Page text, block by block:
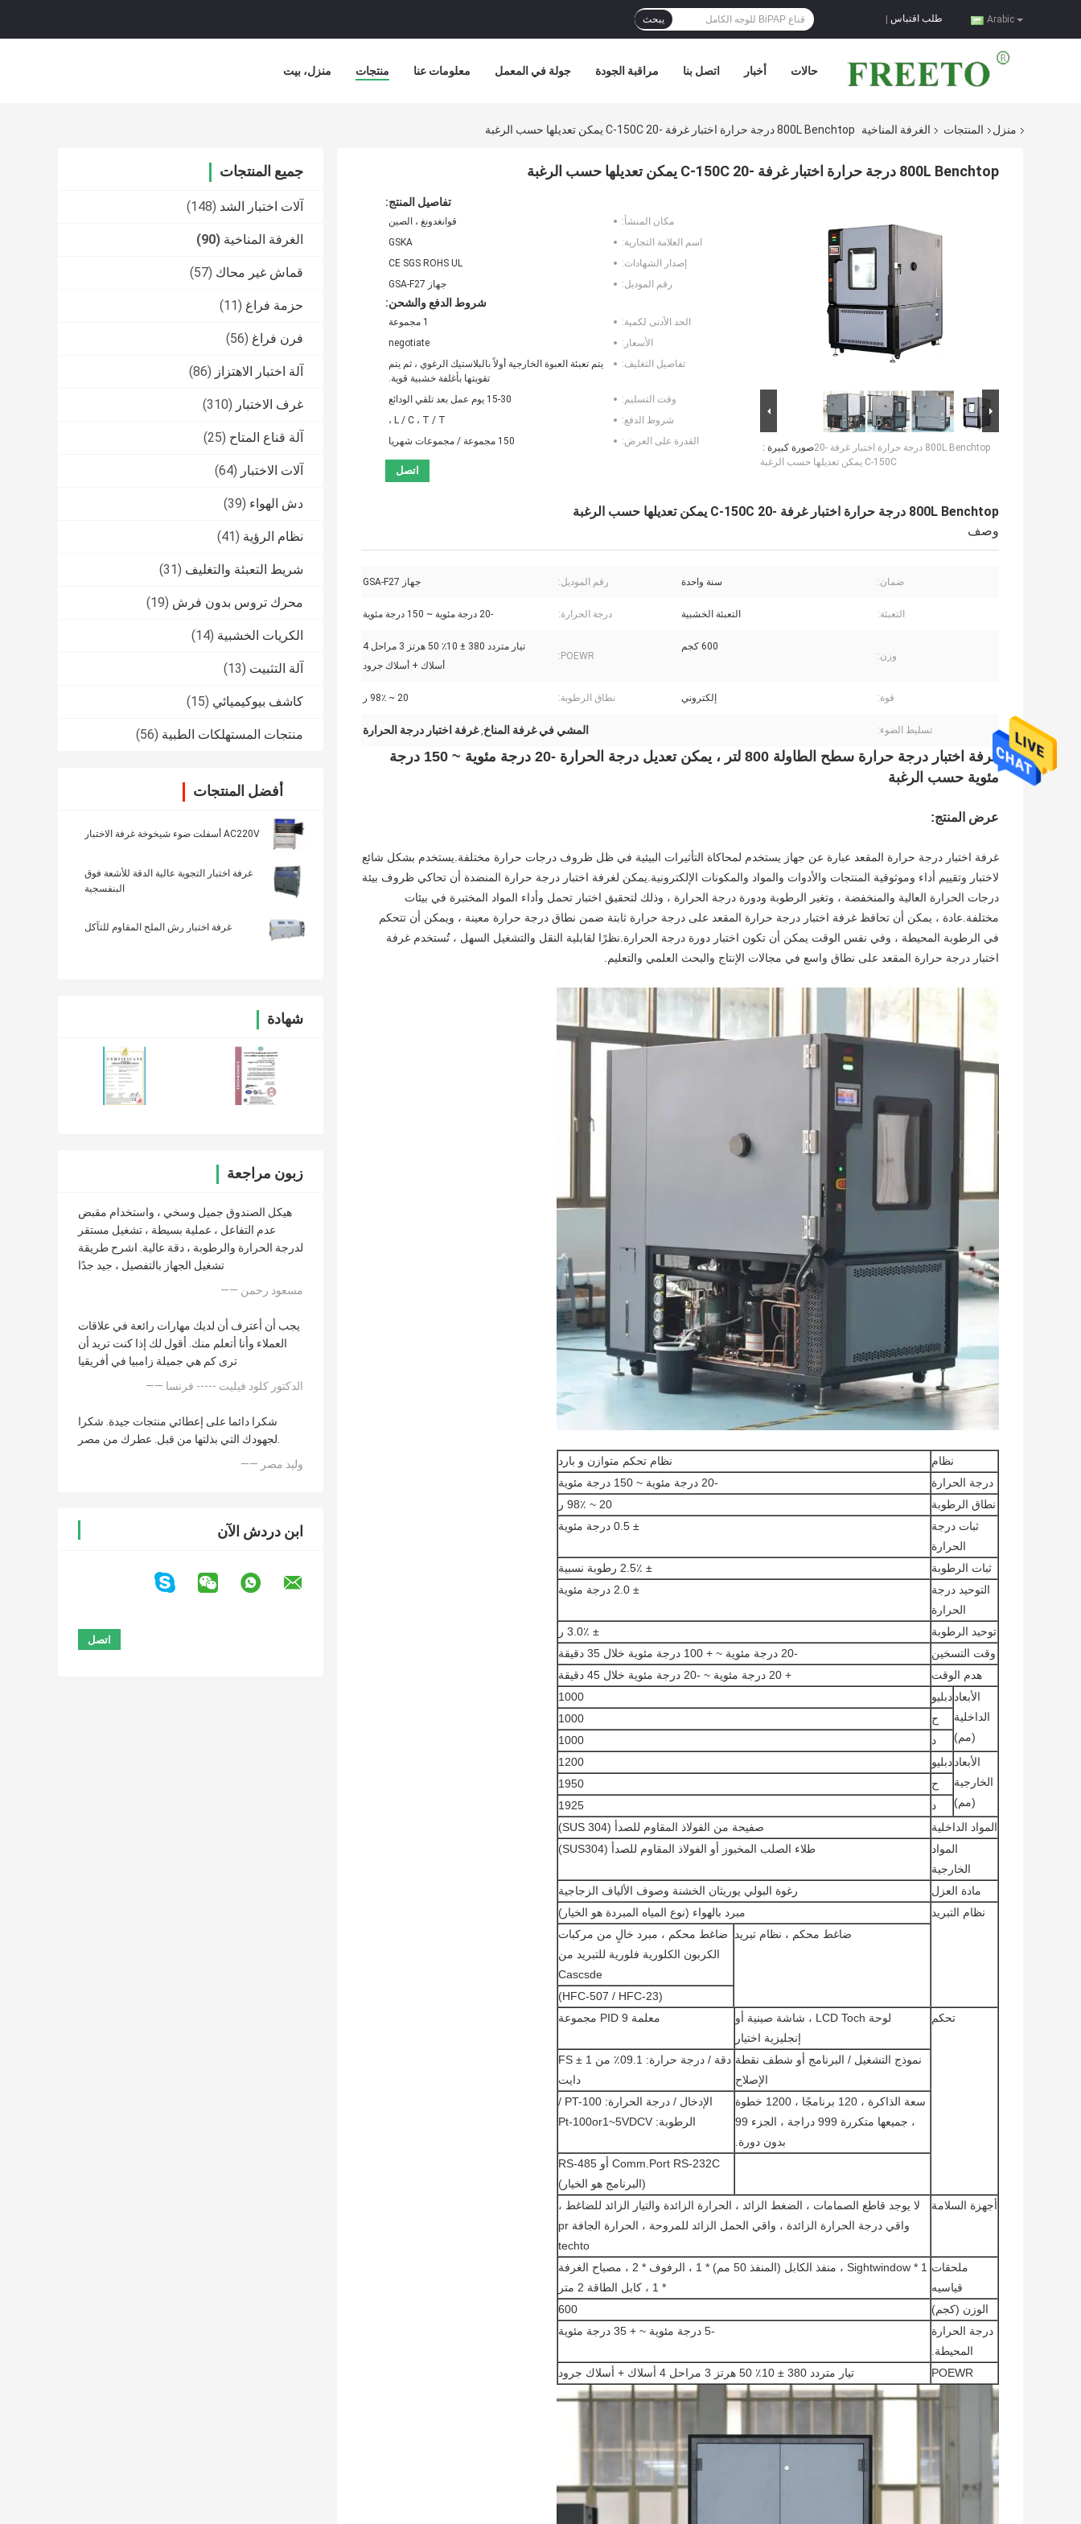
Arabic طلب اقتباس يبحث
منزل، بيت منتجات معلومات عنا جولة في المعمل مراقبة الجودة اتصل بنا أخبار حالات
منزل المنتجات الغرفة المناخية 800L Benchtop درجة حرارة اختبار غرفة -20 C-150C يمكن تعديلها حسب الرغبة
جميع المنتجات
آلات اختبار الشد (148)
الغرفة المناخية (90)
قماش غير محاك (57)
حزمة فراغ (11)
فرن فراغ (56)
آلة اختبار الاهتزاز (86)
غرف الاختبار (310)
آلة قناع المتاح (25)
آلات الاختبار (64)
دش الهواء (39)
نظام الرؤية (41)
شريط التعبئة والتغليف (31)
محرك تروس بدون فرش (19)
الكريات الخشبية (14)
آلة التثبيت (13)
كاشف بيوكيميائي (15)
منتجات المستهلكات الطبية (56)
أفضل المنتجات
AC220V أسفلت ضوء شيخوخة غرفة الاختبار
غرفة اختبار التجوية عالية الدقة للأشعة فوق
البنفسجية
غرفة اختبار رش الملح المقاوم للتآكل
شهادة
زبون مراجعة
هيكل الصندوق جميل وسخي ، واستخدام مقبض
عدم التفاعل ، عملية بسيطة ، تشغيل مستقر
لدرجة الحرارة والرطوبة ، دقة عالية. اشرح طريقة
تشغيل الجهاز بالتفصيل ، جيد جدًا
—— مسعود رحمن
يجب أن أعترف أن لديك مهارات رائعة في علاقات
العملاء وأنا أتعلم منك. أقول لك إذا كنت تريد أن
ترى كم هي جميلة زامبيا في أفريقيا
—— الدكتور كلود فيليت ----- فرنسا
شكرا دائما على إعطائي منتجات جيدة. شكرا
لجهودك التي بذلتها من قبل. عطرك من مصر.
—— وليد مصر
ابن دردش الآن
800L Benchtop درجة حرارة اختبار غرفة -20 C-150C يمكن تعديلها حسب الرغبة
صورة كبيرة :800L Benchtop درجة حرارة اختبار غرفة -20
C-150C يمكن تعديلها حسب الرغبة
تفاصيل المنتج:
مكان المنشأ:
قوانغدونغ ، الصين
اسم العلامة التجارية:
GSKA
إصدار الشهادات:
CE SGS ROHS UL
رقم الموديل:
جهاز GSA-F27
شروط الدفع والشحن:
الحد الأدنى لكمية:
1 مجموعة
الأسعار:
negotiate
تفاصيل التغليف:
يتم تعبئة العبوة الخارجية أولاً بالبلاستيك الرغوي ، ثم يتم
تقويتها بأغلفة خشبية قوية.
وقت التسليم:
15-30 يوم عمل بعد تلقي الودائع
شروط الدفع:
L / C ، T / T ،
القدرة على العرض:
150 مجموعة / مجموعات شهريا
اتصل
800L Benchtop درجة حرارة اختبار غرفة -20 C-150C يمكن تعديلها حسب الرغبة
وصف
ضمان: سنة واحدة رقم الموديل: جهاز GSA-F27
التعبئة: التعبئة الخشبية درجة الحرارة: -20 درجة مئوية ~ 150 درجة مئوية
وزن:
600 كجم
POEWR:
تيار متردد 380 ± 10٪ 50 هرتز 3 مراحل 4
أسلاك + أسلاك جرود
قوة: إلكتروني نطاق الرطوبة: 20 ~ 98٪ ر
تسليط الضوء: المشي في غرفة المناخ,غرفة اختبار درجة الحرارة
غرفة اختبار درجة حرارة سطح الطاولة 800 لتر ، يمكن تعديل درجة الحرارة -20 درجة مئوية ~ 150 درجة
مئوية حسب الرغبة
عرض المنتج:
غرفة اختبار درجة حرارة المقعد عبارة عن جهاز يستخدم لمحاكاة التأثيرات البيئية في ظل ظروف درجات حرارة مختلفة.يستخدم بشكل شائع
لاختبار وتقييم أداء وموثوقية المنتجات والأدوات والمواد والمكونات الإلكترونية.يمكن لغرفة اختبار درجة حرارة المنضدة أن تحاكي ظروف بيئة
درجات الحرارة العالية والمنخفضة ، وتغير الرطوبة ودورة درجة الحرارة ، وذلك لتحقيق اختبار تحمل وأداء المواد المختبرة في بيئات
مختلفة.عادة ، يمكن أن تحافظ غرفة اختبار درجة حرارة المقعد على درجة حرارة ثابتة ضمن نطاق درجة حرارة معينة ، ويمكن أن تتحكم
في الرطوبة المحيطة ، وفي نفس الوقت يمكن أن تكون اختبار دورة درجة الحرارة.نظرًا لقابلية النقل والتشغيل السهل ، تُستخدم غرفة
اختبار درجة حرارة المقعد على نطاق واسع في مجالات الإنتاج والبحث العلمي والتعليم.
نظام
نظام تحكم متوازن و بارد
درجة الحرارة
-20 درجة مئوية ~ 150 درجة مئوية
نطاق الرطوبة
20 ~ 98٪ ر
ثبات درجة
الحرارة
± 0.5 درجة مئوية
ثبات الرطوبة
± 2.5٪ رطوبة نسبية
التوحيد درجة
الحرارة
± 2.0 درجة مئوية
توحيد الرطوبة
± 3.0٪ ر
وقت التسخين
-20 درجة مئوية ~ + 100 درجة مئوية خلال 35 دقيقة
هدم الوقت
+ 20 درجة مئوية ~ -20 درجة مئوية خلال 45 دقيقة
الأبعاد
الداخلية
(مم)
دبليو
1000
ح
1000
د
1000
الأبعاد
الخارجية
(مم)
دبليو
1200
ح
1950
د
1925
المواد الداخلية
صفيحة من الفولاذ المقاوم للصدأ (SUS 304)
المواد
الخارجية
طلاء الصلب المخبوز أو الفولاذ المقاوم للصدأ (SUS304)
مادة العزل
رغوة البولي يوريثان الخشنة وصوف الألياف الزجاجية
نظام التبريد
مبرد بالهواء (نوع المياه المبردة هو الخيار)
ضاغط محكم ، نظام تبريد ضاغط محكم ، مبرد خالٍ من مركبات
الكربون الكلورية فلورية للتبريد من
Cascsde
(HFC-507 / HFC-23)
تحكم
لوحة LCD Toch ، شاشة صينية أو
إنجليزية اختيار
معلمة PID 9 مجموعة
نموذج التشغيل / البرنامج أو شطف نقطة
الإصلاح
دقة / درجة حرارة: 09.1٪ من FS ± 1
دايت
سعة الذاكرة ، 120 برنامجًا ، 1200 خطوة
، جميعها متكررة 999 دراجة ، الجزء 99
بدون دورة.
الإدخال / درجة الحرارة: PT-100 /
الرطوبة: Pt-100or1~5VDCV
Comm.Port RS-232C أو RS-485
(البرنامج هو الخيار)
أجهزة السلامة
لا يوجد قاطع الصمامات ، الضغط الزائد ، الحرارة الزائدة والتيار الزائد للضاغط ،
واقي درجة الحرارة الزائدة ، واقي الحمل الزائد للمروحة ، الحرارة الجافة pr
techto
ملحقات
قياسيه
Sightwindow * 1 ، منفذ الكابل (المنفذ 50 مم) * 1 ، الرفوف * 2 ، مصباح الغرفة
* 1 ، كابل الطاقة 2 متر
الوزن (كجم)
600
درجة الحرارة
المحيطة.
-5 درجة مئوية ~ + 35 درجة مئوية
POEWR تيار متردد 380 ± 10٪ 50 هرتز 3 مراحل 4 أسلاك + أسلاك جرود